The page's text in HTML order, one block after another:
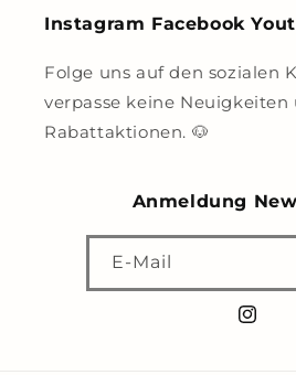
Instagram Facebook
Folge uns auf den sozialen
verpasse keine Neuigkeiten
Rabattaktionen. 🐶
Anmeldung
E-Mail